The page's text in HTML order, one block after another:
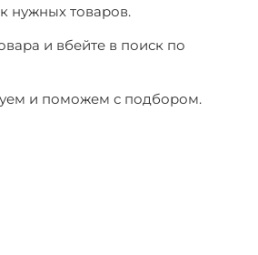
нужных товаров.
и вбейте в поиск по
и поможем с подбором.